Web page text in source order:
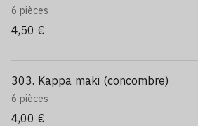
6 pièces
4,50 €
303. Kappa maki (concombre)
6 pièces
4,00 €